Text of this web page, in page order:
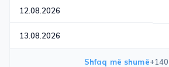
12.08.2026
13.08.2026
Shfaq më shumë+140